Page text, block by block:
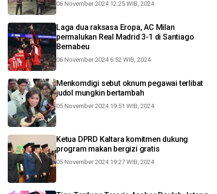
06 November 2024 12:25 WIB, 2024
Laga dua raksasa Eropa, AC Milan
permalukan Real Madrid 3-1 di Santiago
Bernabeu
06 November 2024 6:52 WIB, 2024
Menkomdigi sebut oknum pegawai terlibat
judol mungkin bertambah
05 November 2024 19:51 WIB, 2024
Ketua DPRD Kaltara komitmen dukung
program makan bergizi gratis
05 November 2024 19:27 WIB, 2024